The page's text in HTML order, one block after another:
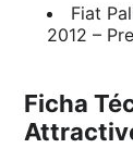
Fiat
2012 –
Ficha